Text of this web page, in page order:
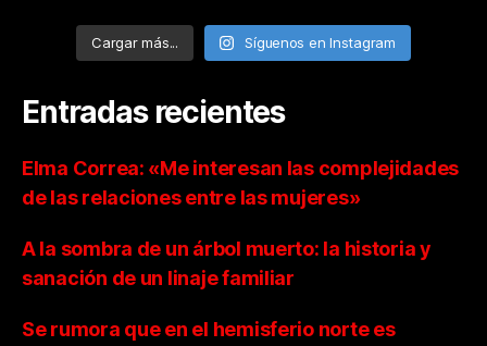
Cargar más... Síguenos en Instagram
Entradas recientes
Elma Correa: «Me interesan las complejidades
de las relaciones entre las mujeres»
A la sombra de un árbol muerto: la historia y
sanación de un linaje familiar
Se rumora que en el hemisferio norte es